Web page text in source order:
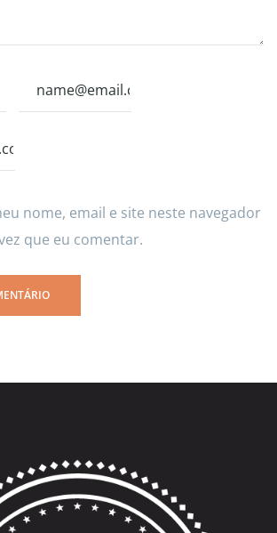
nome, email e site neste navegador
que eu comentar.